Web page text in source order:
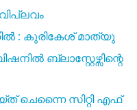
: കുരികേശ് മാത്യു
ബ്ലാസ്റ്റേഴ്സിന്റെ
ചെന്നൈ സിറ്റി എഫ്